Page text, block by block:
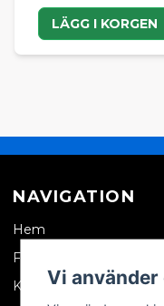
LÄGG I KORGEN
NAVIGATION
Hem
Företagskund
Kontakta oss
Vi använder